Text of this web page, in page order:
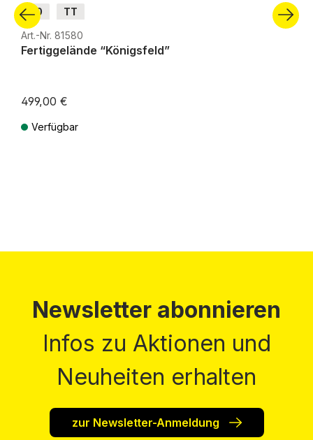
H0
TT
Art.-Nr. 81580
Fertiggelände “Königsfeld”
499,00 €
Verfügbar
Newsletter abonnieren
Infos zu Aktionen und
Neuheiten erhalten
zur Newsletter-Anmeldung